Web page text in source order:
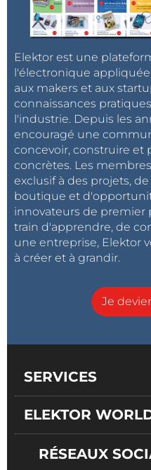
Elektor est une
l'électronique
aux makers et aux
connaissances
l'industrie. Depuis les
encouragé une
concevoir, construire et
concrètes. Les
exclusif à des projets,
boutique et
innovateurs de premier
train d'apprendre, de
une entreprise, Elektor
à créer et à grandir.
Je
SERVICES
ELEKTOR
RÉSEAUX